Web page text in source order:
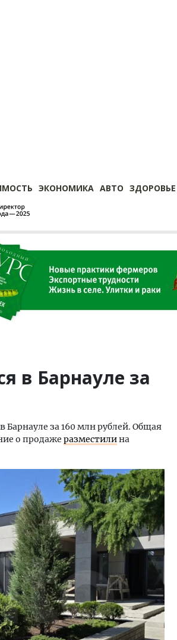
ЭКОНОМИКА АВТО ЗДОРОВЬЕ
в Барнауле за
Барнауле за 160 млн рублей. Общая
о продаже разместилина
Тренд-2026: почему